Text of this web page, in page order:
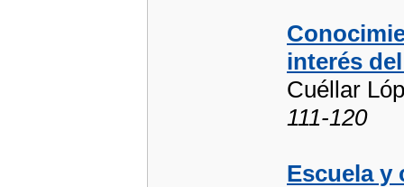
interés
Cuéllar
111-120
Escuela